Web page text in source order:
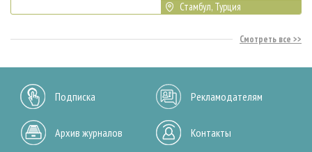
Стамбул, Турция
Смотреть все
Подписка Рекламодателям
Архив журналов Контакты